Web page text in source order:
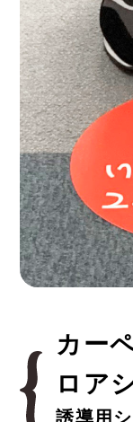
カー
ロア
誘導用